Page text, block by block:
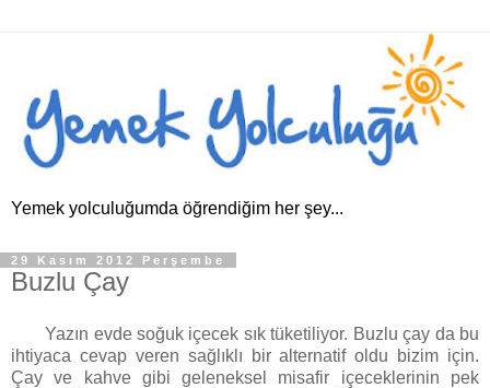
Yemek yolculuğumda öğrendiğim her şey...
29 Kasım 2012 Perşembe
Buzlu Çay
Yazın evde soğuk içecek sık tüketiliyor. Buzlu çay da bu
ihtiyaca cevap veren sağlıklı bir alternatif oldu bizim için.
Çay ve kahve gibi geleneksel misafir içeceklerinin pek